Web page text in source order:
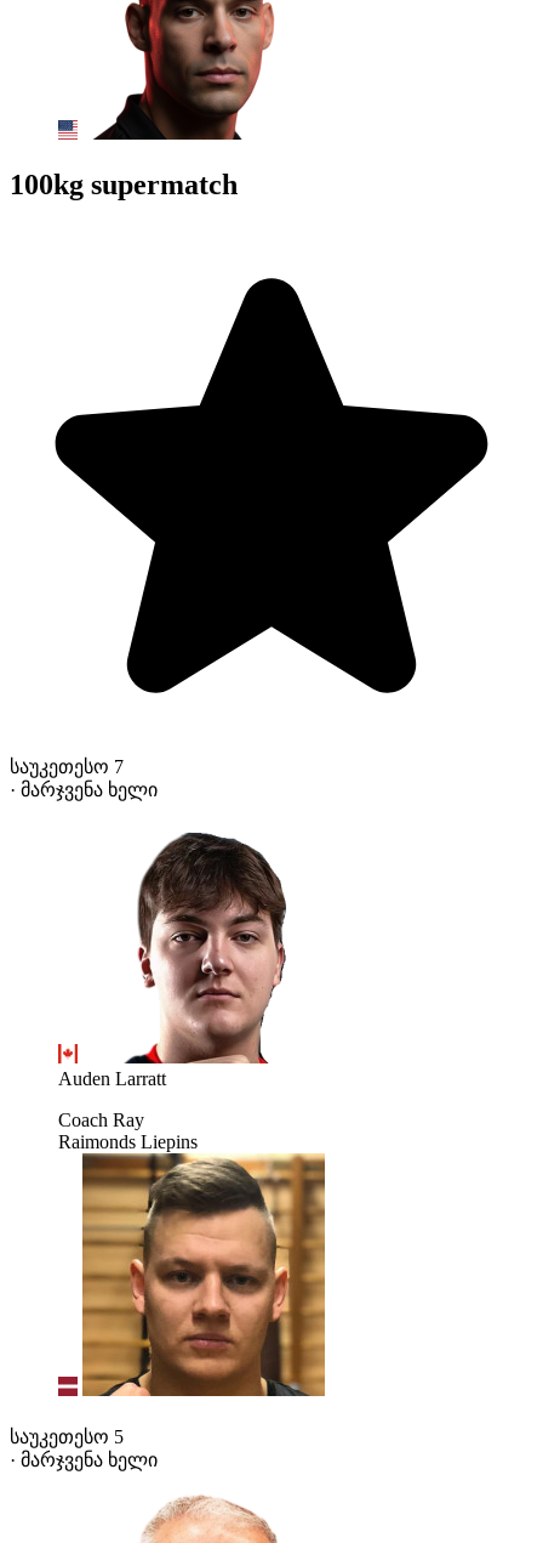
100kg supermatch
საუკეთესო 7
· მარჯვენა ხელი
Auden Larratt
Coach Ray
Raimonds Liepins
საუკეთესო 5
· მარჯვენა ხელი